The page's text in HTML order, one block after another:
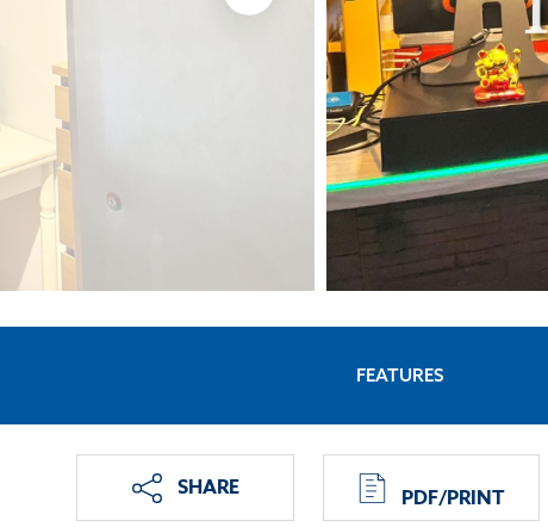
FEATURES
SHARE PDF/PRINT